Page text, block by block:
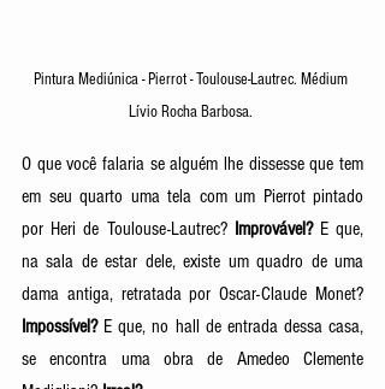
Pintura Mediúnica - Pierrot - Toulouse-Lautrec. Médium
Lívio Rocha Barbosa.
O que você falaria se alguém lhe dissesse que tem
em seu quarto uma tela com um Pierrot pintado
por Heri de Toulouse-Lautrec? Improvável? E que,
na sala de estar dele, existe um quadro de uma
Impossível? E que, no hall de entrada dessa casa,
se encontra uma obra de Amedeo Clemente